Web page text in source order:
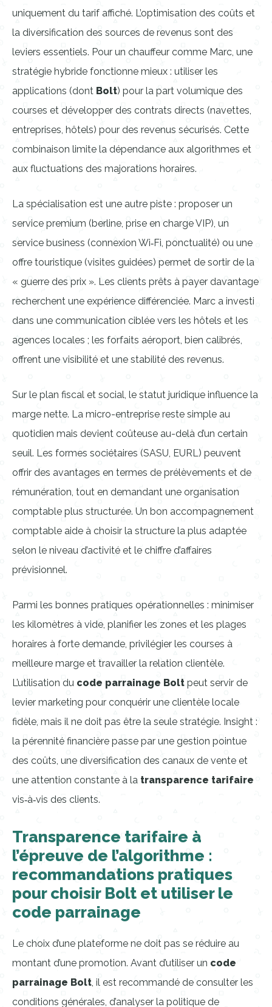
uniquement du tarif affiché. L’optimisation des coûts et
la diversification des sources de revenus sont des
leviers essentiels. Pour un chauffeur comme Marc, une
stratégie hybride fonctionne mieux : utiliser les
applications (dont Bolt) pour la part volumique des
courses et développer des contrats directs (navettes,
entreprises, hôtels) pour des revenus sécurisés. Cette
combinaison limite la dépendance aux algorithmes et
aux fluctuations des majorations horaires.
La spécialisation est une autre piste : proposer un
service premium (berline, prise en charge VIP), un
service business (connexion Wi‑Fi, ponctualité) ou une
offre touristique (visites guidées) permet de sortir de la
« guerre des prix ». Les clients prêts à payer davantage
recherchent une expérience différenciée. Marc a investi
dans une communication ciblée vers les hôtels et les
agences locales ; les forfaits aéroport, bien calibrés,
offrent une visibilité et une stabilité des revenus.
Sur le plan fiscal et social, le statut juridique influence la
marge nette. La micro-entreprise reste simple au
quotidien mais devient coûteuse au-delà d’un certain
seuil. Les formes sociétaires (SASU, EURL) peuvent
offrir des avantages en termes de prélèvements et de
rémunération, tout en demandant une organisation
comptable plus structurée. Un bon accompagnement
comptable aide à choisir la structure la plus adaptée
selon le niveau d’activité et le chiffre d’affaires
prévisionnel.
Parmi les bonnes pratiques opérationnelles : minimiser
les kilomètres à vide, planifier les zones et les plages
horaires à forte demande, privilégier les courses à
meilleure marge et travailler la relation clientèle.
L’utilisation du code parrainage Bolt peut servir de
levier marketing pour conquérir une clientèle locale
fidèle, mais il ne doit pas être la seule stratégie. Insight :
la pérennité financière passe par une gestion pointue
des coûts, une diversification des canaux de vente et
une attention constante à la transparence tarifaire
vis‑à‑vis des clients.
Transparence tarifaire à
l’épreuve de l’algorithme :
recommandations pratiques
pour choisir Bolt et utiliser le
code parrainage
Le choix d’une plateforme ne doit pas se réduire au
montant d’une promotion. Avant d’utiliser un code
parrainage Bolt, il est recommandé de consulter les
conditions générales, d’analyser la politique de